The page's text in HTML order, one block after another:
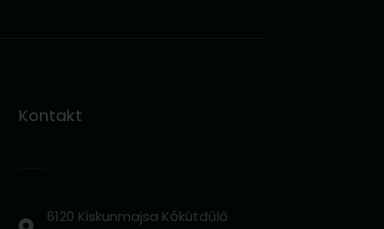
Kontakt
6120 Kiskunmajsa Kőkútdűlő